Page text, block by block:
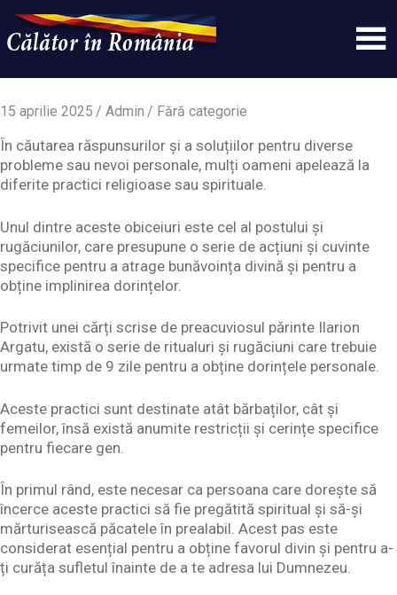
content
Calatorinromania
simplu
WordPress
15 aprilie 2025 Admin Fără categorie
În căutarea răspunsurilor și a soluțiilor pentru diverse
probleme sau nevoi personale, mulți oameni apelează la
diferite practici religioase sau spirituale.
Unul dintre aceste obiceiuri este cel al postului și
rugăciunilor, care presupune o serie de acțiuni și cuvinte
specifice pentru a atrage bunăvoința divină și pentru a
obține implinirea dorințelor.
Potrivit unei cărți scrise de preacuviosul părinte Ilarion
Argatu, există o serie de ritualuri și rugăciuni care trebuie
urmate timp de 9 zile pentru a obține dorințele personale.
Aceste practici sunt destinate atât bărbaților, cât și
femeilor, însă există anumite restricții și cerințe specifice
pentru fiecare gen.
În primul rând, este necesar ca persoana care dorește să
încerce aceste practici să fie pregătită spiritual și să-și
mărturisească păcatele în prealabil. Acest pas este
considerat esențial pentru a obține favorul divin și pentru a-
ți curăța sufletul înainte de a te adresa lui Dumnezeu.